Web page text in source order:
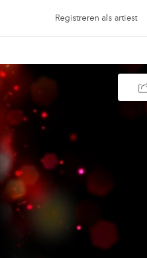
Registreren als artiest